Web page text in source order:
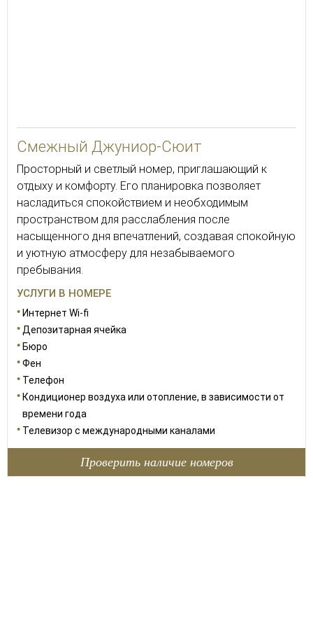
Смежный Джуниор-Сюит
Просторный и светлый номер, приглашающий к
отдыху и комфорту. Его планировка позволяет
насладиться спокойствием и необходимым
пространством для расслабления после
насыщенного дня впечатлений, создавая спокойную
и уютную атмосферу для незабываемого
пребывания.
УСЛУГИ В НОМЕРЕ
Интернет Wi-fi
Депозитарная ячейка
Бюро
Фен
Телефон
Кондиционер воздуха или отопление, в зависимости от
времени года
Телевизор с международными каналами
Проверить наличие номеров